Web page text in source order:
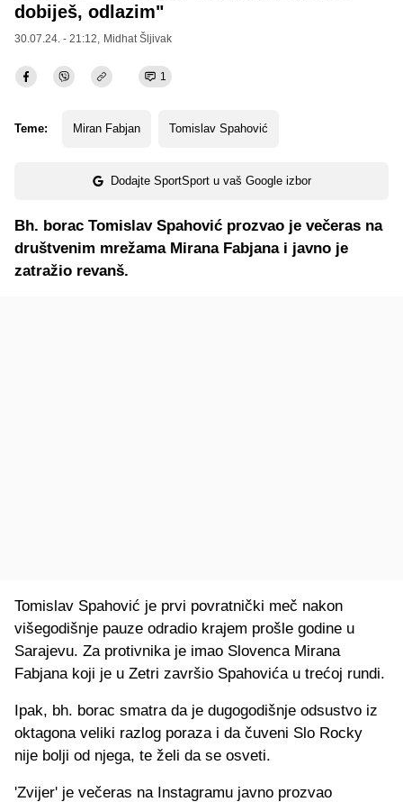
dobiješ, odlazim"
30.07.24. - 21:12, Midhat Šljivak
1
Teme: Miran Fabjan Tomislav Spahović
Dodajte SportSport u vaš Google izbor
Bh. borac Tomislav Spahović prozvao je večeras na
društvenim mrežama Mirana Fabjana i javno je
zatražio revanš.
Tomislav Spahović je prvi povratnički meč nakon
višegodišnje pauze odradio krajem prošle godine u
Sarajevu. Za protivnika je imao Slovenca Mirana
Fabjana koji je u Zetri završio Spahovića u trećoj rundi.
Ipak, bh. borac smatra da je dugogodišnje odsustvo iz
oktagona veliki razlog poraza i da čuveni Slo Rocky
nije bolji od njega, te želi da se osveti.
'Zvijer' je večeras na Instagramu javno prozvao